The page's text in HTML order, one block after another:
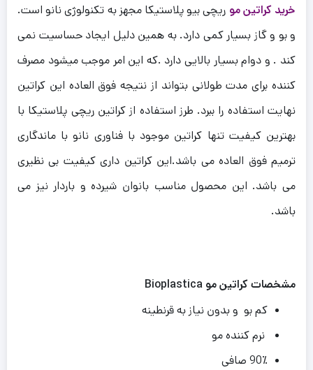
خرید کراتین مو ریچی بیو پلاستیکا مجهز به تکنولوژی نانو است.
و بو و گاز بسیار کمی دارد. به همین دلیل ایجاد حساسیت نمی
کند . و دوام بسیار بالایی دارد .که این امر موجب میشود مصرف
کننده برای مدت طولانی بتواند از نتیجه فوق العاده این کراتین
نهایت استفاده را ببرد. طرز استفاده از کراتین ریچی پلاستیکا با
بهترین کیفیت تنها کراتین موجود با فناوری نانو با ماندگاری
ترمیم فوق العاده می باشد.این کراتین داری کیفیت بی نظیری
می باشد. این محصول مناسب بانوان شیرده و باردار نیز می
باشد.
مشخصات کراتین مو Bioplastica
کم بو و بدون نیاز به قرنطینه
نرم کننده مو
90٪ صافی